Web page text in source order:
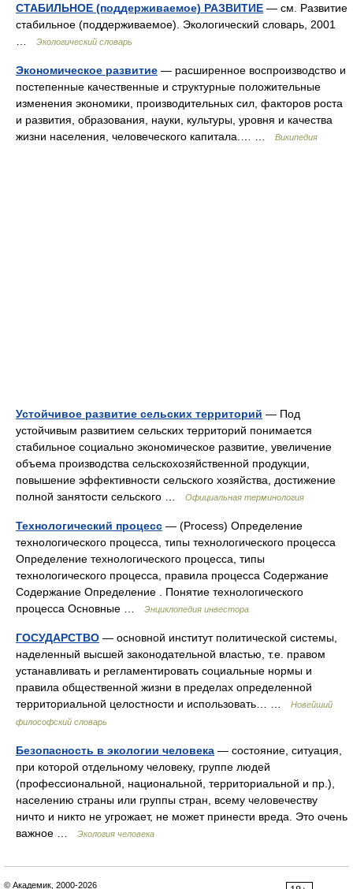
СТАБИЛЬНОЕ (поддерживаемое) РАЗВИТИЕ — см. Развитие
стабильное (поддерживаемое). Экологический словарь, 2001
Экологический словарь
Экономическое развитие — расширенное воспроизводство и
постепенные качественные и структурные положительные
изменения экономики, производительных сил, факторов роста
и развития, образования, науки, культуры, уровня и качества
жизни населения, человеческого капитала.… …
Википедия
Устойчивое развитие сельских территорий — Под
устойчивым развитием сельских территорий понимается
стабильное социально экономическое развитие, увеличение
объема производства сельскохозяйственной продукции,
повышение эффективности сельского хозяйства, достижение
полной занятости сельского …
Официальная терминология
Технологический процесс — (Process) Определение
технологического процесса, типы технологического процесса
Определение технологического процесса, типы
технологического процесса, правила процесса Содержание
Содержание Определение . Понятие технологического
процесса Основные …
Энциклопедия инвестора
ГОСУДАРСТВО — основной институт политической системы,
наделенный высшей законодательной властью, т.е. правом
устанавливать и регламентировать социальные нормы и
правила общественной жизни в пределах определенной
территориальной целостности и использовать… …
Новейший
философский словарь
Безопасность в экологии человека — состояние, ситуация,
при которой отдельному человеку, группе людей
(профессиональной, национальной, территориальной и пр.),
населению страны или группы стран, всему человечеству
ничто и никто не угрожает, не может принести вреда. Это очень
важное …
Экология человека
© Академик, 2000-2026